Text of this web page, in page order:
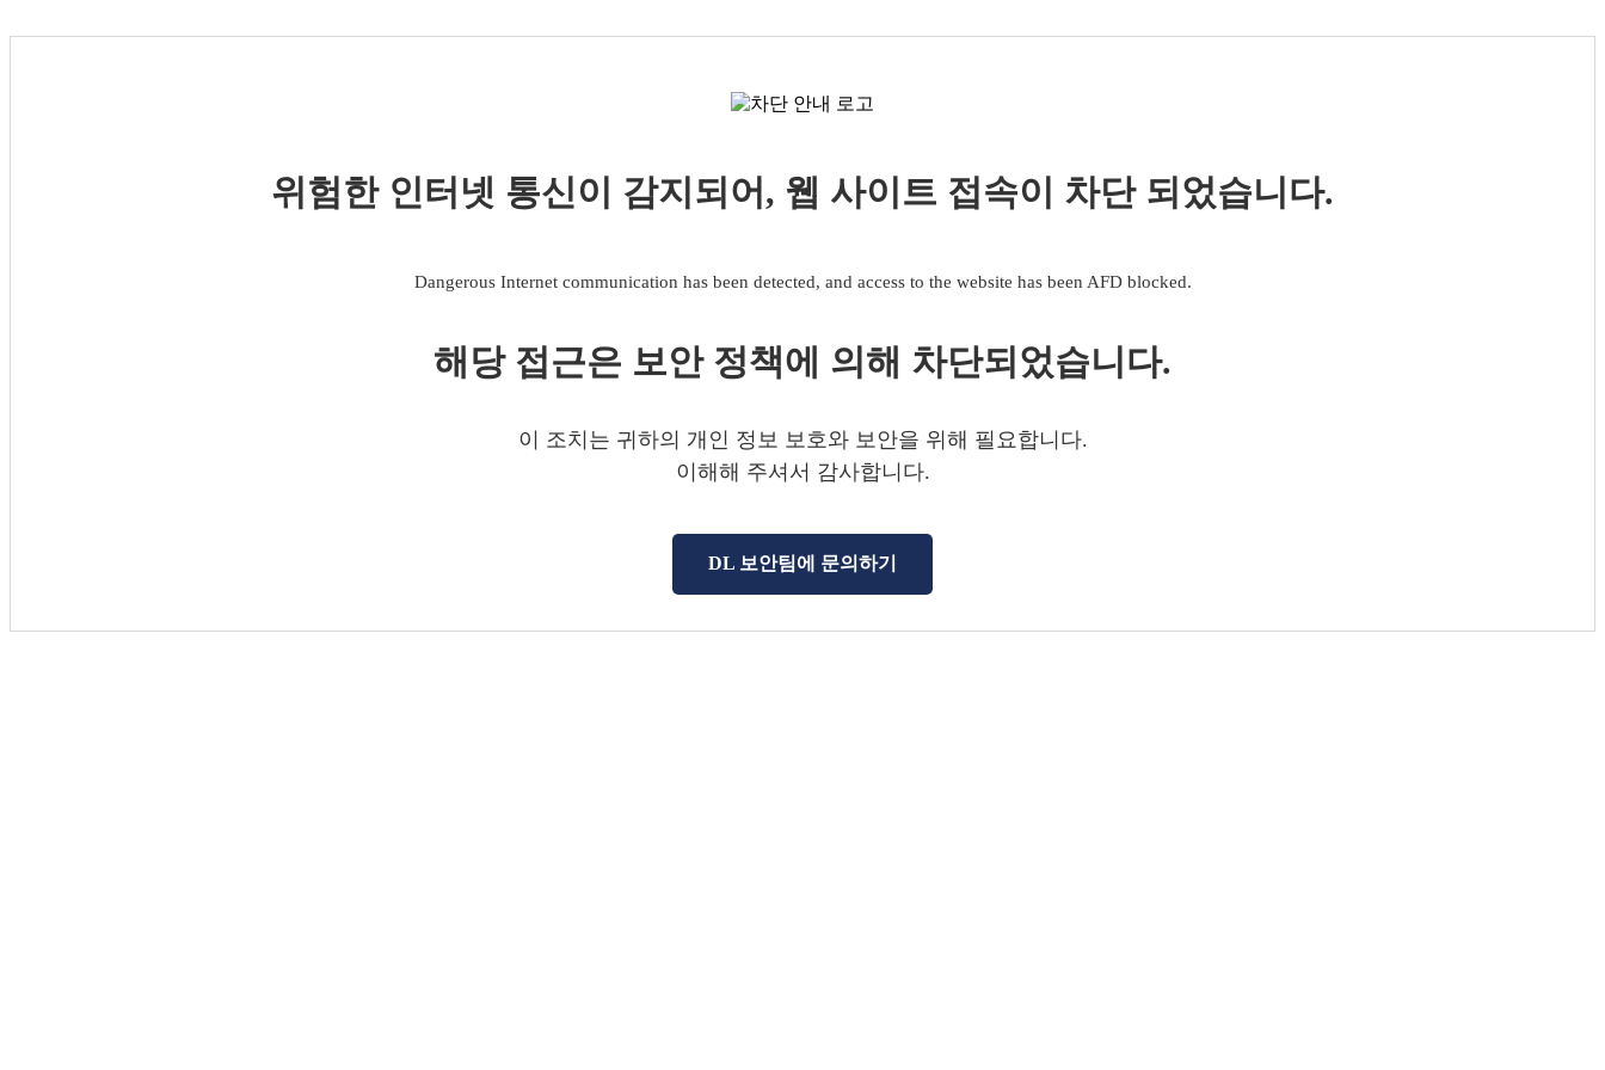
위험한 인터넷 통신이 감지되어, 웹 사이트 접속이 차단 되었습니다.
Dangerous Internet communication has been detected, and access to the website has been AFD blocked.
해당 접근은 보안 정책에 의해 차단되었습니다.
이 조치는 귀하의 개인 정보 보호와 보안을 위해 필요합니다.
이해해 주셔서 감사합니다.
DL 보안팀에 문의하기